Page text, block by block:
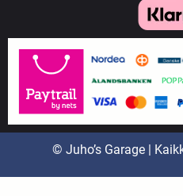
© Juho’s Garage |